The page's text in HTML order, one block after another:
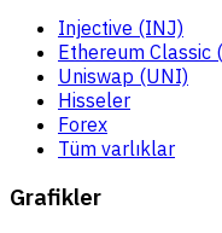
Injective (INJ)
Ethereum Classic
Uniswap (UNI)
Hisseler
Forex
Tüm varlıklar
Grafikler